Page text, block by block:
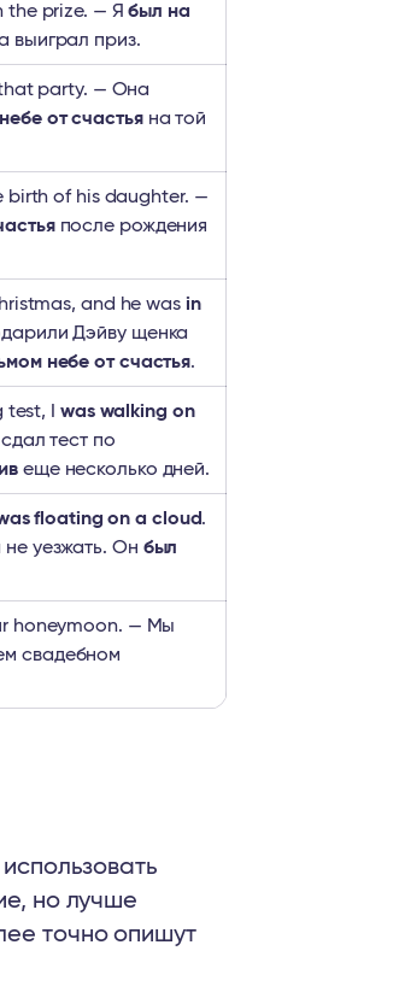
the prize. — Ябыл на
выиграл приз.
party. — Она
от счастьяна той
of his daughter. —
после рождения
and he was in
Дэйву щенка
небе от счастья.
I was walking on
тест по
еще несколько дней.
floating on a cloud.
уезжать. Он был
honeymoon. — Мы
свадебном
но лучше
точно опишут